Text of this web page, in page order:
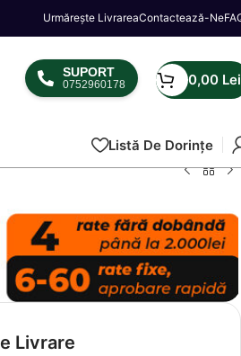
Urmărește LivrareaContactează-Ne
SUPORT
0752960178 0,00 Lei
Listă De Dorințe
Livrare